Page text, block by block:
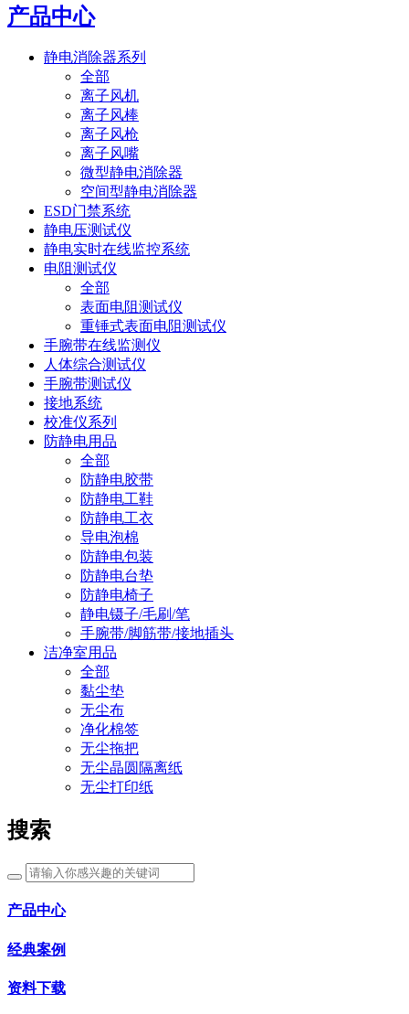
产品中心
静电消除器系列
全部
离子风机
离子风棒
离子风枪
离子风嘴
微型静电消除器
空间型静电消除器
ESD门禁系统
静电压测试仪
静电实时在线监控系统
电阻测试仪
全部
表面电阻测试仪
重锤式表面电阻测试仪
手腕带在线监测仪
人体综合测试仪
手腕带测试仪
接地系统
校准仪系列
防静电用品
全部
防静电胶带
防静电工鞋
防静电工衣
导电泡棉
防静电包装
防静电台垫
防静电椅子
静电镊子/毛刷/笔
手腕带/脚筋带/接地插头
洁净室用品
全部
黏尘垫
无尘布
净化棉签
无尘拖把
无尘晶圆隔离纸
无尘打印纸
搜索
产品中心
经典案例
资料下载